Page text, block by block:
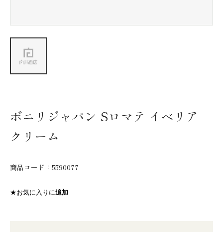
ボニリジャパン Sロマテ イベリア
クリーム
商品コード： 5590077
★お気に入りに追加